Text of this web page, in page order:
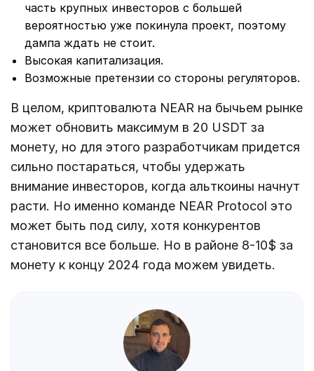
часть крупных инвесторов с большей
вероятностью уже покинула проект, поэтому
дампа ждать не стоит.
Высокая капитализация.
Возможные претензии со стороны регуляторов.
В целом, криптовалюта NEAR на бычьем рынке
может обновить максимум в 20 USDT за
монету, но для этого разработчикам придется
сильно постараться, чтобы удержать
внимание инвесторов, когда альткоины начнут
расти. Но именно команде NEAR Protocol это
может быть под силу, хотя конкурентов
становится все больше. Но в районе 8-10$ за
монету к концу 2024 года можем увидеть.